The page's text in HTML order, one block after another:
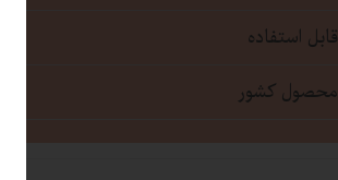
قابل استفاده
محصول کشور